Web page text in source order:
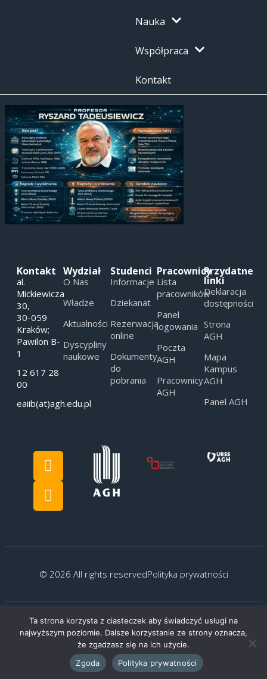
Nauka
Współpraca
Kontakt
Kontakt
al.
Mickiewicza
30,
30-059
Kraków;
Pawilon B-
1
12 617 28
00
eaiib(at)agh.edu.pl
Wydział
O Nas
Władze
Aktualności
Dyscypliny
naukowe
Studenci
Informacje
Dziekanat
Rezerwacja
online
Dokumenty
do
pobrania
Pracownicy
Lista
pracowników
Panel
logowania
Poczta
AGH
Pracownicy
AGH
Przydatne
linki
Deklaracja
dostępności
Strona
AGH
Mapa
Kampus
AGH
Panel AGH
© 2026 All rights reservedPolityka prywatności
Created by: G.Kocyłowski
Ta strona korzysta z ciasteczek aby świadczyć usługi na
najwyższym poziomie. Dalsze korzystanie ze strony oznacza,
że zgadzasz się na ich użycie.
Zgoda
Polityka prywatności